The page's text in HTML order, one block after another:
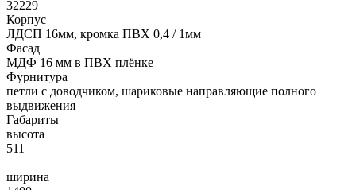
32229
Корпус
ЛДСП 16мм, кромка ПВХ 0,4 / 1мм
Фасад
МДФ 16 мм в ПВХ плёнке
Фурнитура
петли с доводчиком, шариковые направляющие полного
выдвижения
Габариты
высота
511
ширина